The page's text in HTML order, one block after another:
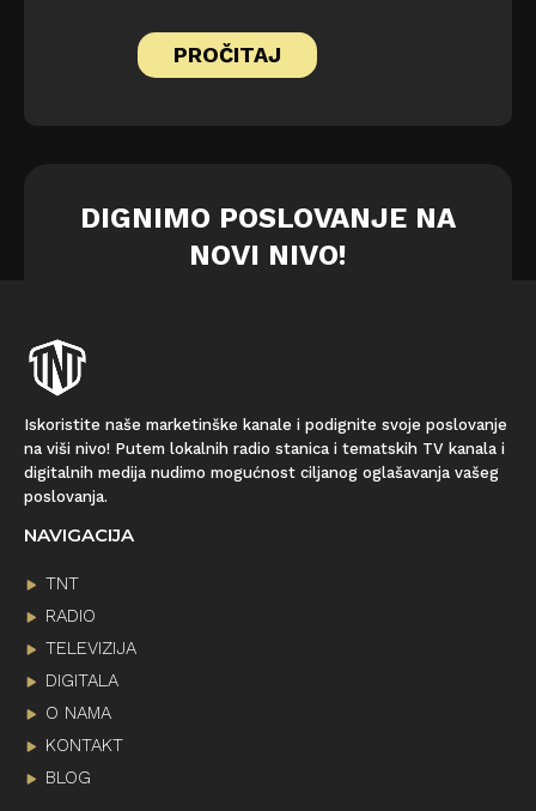
PROČITAJ
DIGNIMO POSLOVANJE NA
NOVI NIVO!
Iskoristite naše marketinške kanale i podignite svoje poslovanje
na viši nivo! Putem lokalnih radio stanica i tematskih TV kanala i
digitalnih medija nudimo mogućnost ciljanog oglašavanja vašeg
poslovanja.
NAVIGACIJA
TNT
RADIO
TELEVIZIJA
DIGITALA
O NAMA
KONTAKT
BLOG